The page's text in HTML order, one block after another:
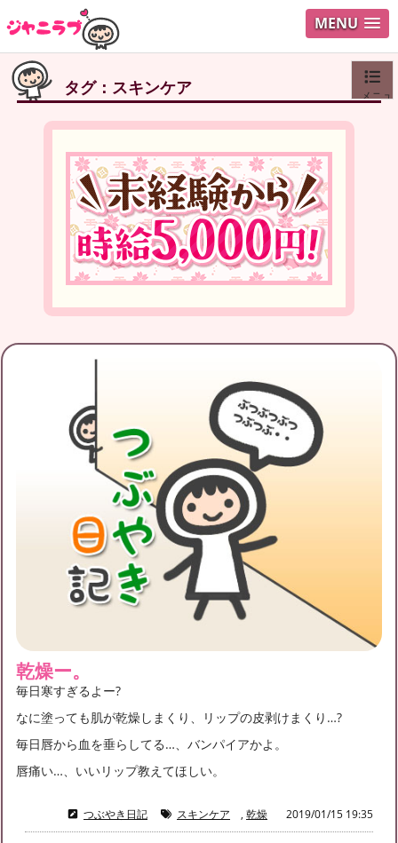
MENU
メニュ
タグ：スキンケア
乾燥ー。
毎日寒すぎるよー?
なに塗っても肌が乾燥しまくり、リップの皮剥けまくり…?
毎日唇から血を垂らしてる…、バンパイアかよ。
唇痛い…、いいリップ教えてほしい。
つぶやき日記 スキンケア , 乾燥 2019/01/15 19:35